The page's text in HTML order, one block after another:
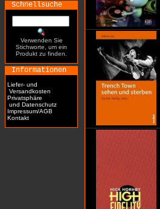
Schnellsuche
Verwenden Sie
Stichworte, um ein
Produkt zu finden.
Informationen
Liefer- und
Versandkosten
Privatsphäre
und Datenschutz
Impressum/AGB
Kontakt